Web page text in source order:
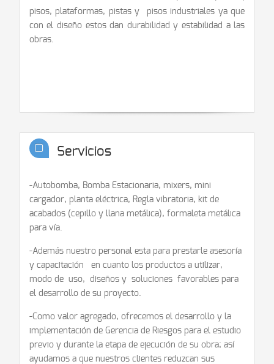
pisos, plataformas, pistas y pisos industriales ya que
con el diseño estos dan durabilidad y estabilidad a las
obras.
Servicios
-Autobomba, Bomba Estacionaria, mixers, mini
cargador, planta eléctrica, Regla vibratoria, kit de
acabados (cepillo y llana metálica), formaleta metálica
para vía.
-Además nuestro personal esta para prestarle asesoría
y capacitación en cuanto los productos a utilizar,
modo de uso, diseños y soluciones favorables para
el desarrollo de su proyecto.
-Como valor agregado, ofrecemos el desarrollo y la
implementación de Gerencia de Riesgos para el estudio
previo y durante la etapa de ejecución de su obra; así
ayudamos a que nuestros clientes reduzcan sus